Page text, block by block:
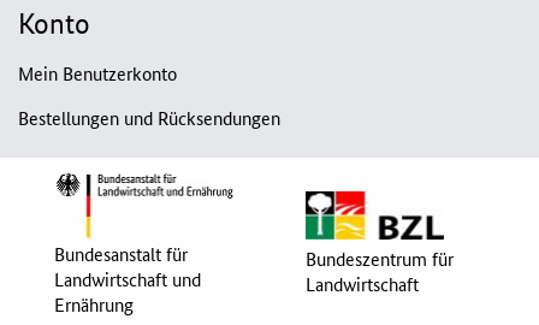
Konto
Mein Benutzerkonto
Bestellungen und Rücksendungen
Bundesanstalt für
Landwirtschaft und
Ernährung
Bundeszentrum für
Landwirtschaft